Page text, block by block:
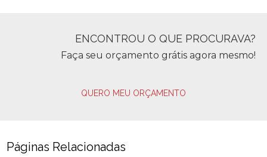
ENCONTROU O QUE PROCURAVA?
Faça seu orçamento grátis agora mesmo!
QUERO MEU ORÇAMENTO
Páginas Relacionadas